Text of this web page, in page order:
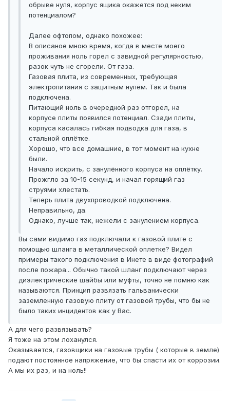
обрыве нуля, корпус ящика окажется под неким
потенциалом?
Далее офтопом, однако похожее:
В описаное мною время, когда в месте моего
проживания ноль горел с завидной регулярностью,
разок чуть не сгорели. От газа.
Газовая плита, из современных, требующая
электропитания с защитным нулём. Так и была
подключена.
Питающий ноль в очередной раз отгорел, на
корпусе плиты появился потенциал. Сзади плиты,
корпуса касалась гибкая подводка для газа, в
стальной оплётке.
Хорошо, что все домашние, в тот момент на кухне
были.
Начало искрить, с занулённого корпуса на оплётку.
Прожгло за 10-15 секунд, и начал горящий газ
струями хлестать.
Теперь плита двухпроводкой подключена.
Неправильно, да.
Однако, лучше так, нежели с занулением корпуса.
Вы сами видимо газ подключали к газовой плите с
помощью шланга в металлической оплетке? Видел
примеры такого подключения в Инете в виде фотографий
после пожара... Обычно такой шланг подключают через
диэлектрические шайбы или муфты, точно не помню как
называются. Принцип развязать гальванически
заземленную газовую плиту от газовой трубы, что бы не
было таких инцидентов как у Вас.
А для чего развязывать?
Я тоже на этом лоханулся.
Оказывается, газовщики на газовые трубы ( которые в земле)
подают постоянное напряжение, что бы спасти их от коррозии.
А мы их раз, и на ноль!!